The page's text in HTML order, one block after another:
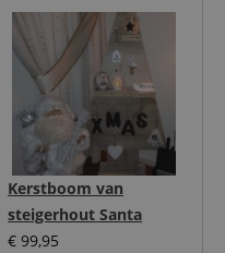
Kerstboom van
steigerhout Santa
€ 99,95